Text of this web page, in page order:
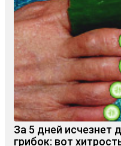
За 5 дней исчезнет
грибок: вот